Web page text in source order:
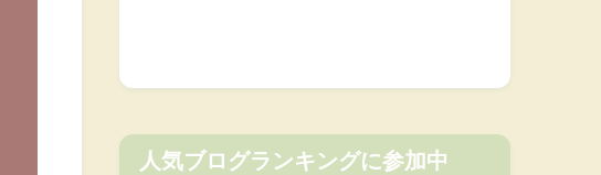
人気ブログランキングに参加中